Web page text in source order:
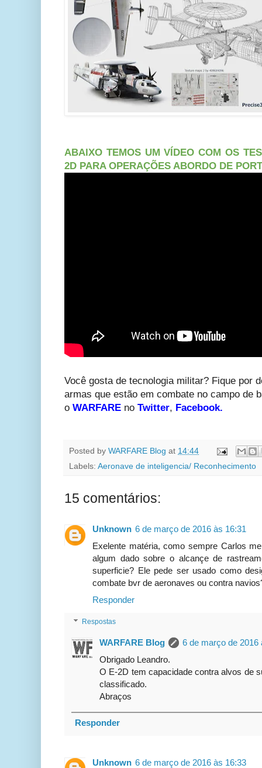
ABAIXO TEMOS UM VÍDEO COM OS
2D PARA OPERAÇÕES ABORDO DE
Você gosta de tecnologia militar? Fique por
armas que estão em combate no campo de
o WARFARE no Twitter, Facebook.
Posted by WARFARE Blog at 14:44
Labels: Aeronave de inteligencia/ Reconhecimento
15 comentários:
Unknown 6 de março de 2016 às 16:31
Exelente matéria, como sempre Carlos
algum dado sobre o alcançe de
superficie? Ele pede ser usado como
combate bvr de aeronaves ou contra
Responder
Respostas
WARFARE Blog
6 de março de 2016
Obrigado Leandro.
O E-2D tem capacidade contra alvos de
classificado.
Abraços
Responder
Unknown 6 de março de 2016 às 16:33